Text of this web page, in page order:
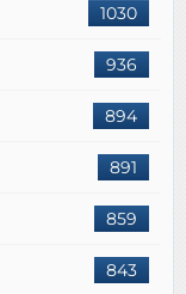
1030
936
894
891
859
843